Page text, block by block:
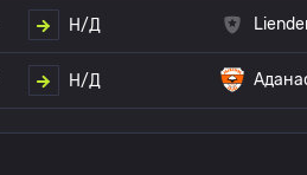
Н/Д
Н/Д